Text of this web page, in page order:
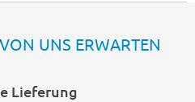
UNS ERWARTEN
Lieferung